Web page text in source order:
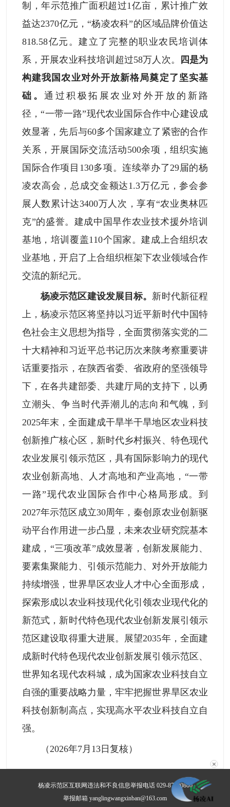
制，年示范推广面积超过1亿亩，累计推广效
益达2370亿元，“杨凌农科”的区域品牌价值达
818.58亿元。建立了完整的职业农民培训体
系，开展农业科技培训超过58万人次。
四是为
构建我国农业对外开放新格局奠定了坚实基
础。 通过积极拓展农业对外开放的新路
径，“一带一路”现代农业国际合作中心建设成
效显著，先后与60多个国家建立了紧密的合作
关系，开展国际交流活动500余项，组织实施
国际合作项目130多项。连续举办了29届的杨
凌农高会，总成交金额达1.3万亿元，参会参
展人数累计达3400万人次，享有“农业奥林匹
克”的盛誉。建成中国旱作农业技术援外培训
基地，培训覆盖110个国家。建成上合组织农
业基地，开启了上合组织框架下农业领域合作
交流的新纪元。
杨凌示范区建设发展目标。 新时代新征程
上，杨凌示范区将坚持以习近平新时代中国特
色社会主义思想为指导，全面贯彻落实党的二
十大精神和习近平总书记历次来陕考察重要讲
话重要指示，在陕西省委、省政府的坚强领导
下，在各共建部委、共建厅局的支持下，以勇
立潮头、争当时代弄潮儿的志向和气魄，到
2025年末，全面建成干旱半干旱地区农业科技
创新推广核心区，新时代乡村振兴、特色现代
农业发展引领示范区，具有国际影响力的现代
农业创新高地、人才高地和产业高地，“一带
一路”现代农业国际合作中心格局形成。到
2027年示范区成立30周年，秦创原农业创新驱
动平台作用进一步凸显，未来农业研究院基本
建成，“三项改革”成效显著，创新发展能力、
要素集聚能力、引领示范能力、对外开放能力
持续增强，世界旱区农业人才中心全面形成，
探索形成以农业科技现代化引领农业现代化的
新范式，新时代特色现代农业创新发展引领示
范区建设取得重大进展。展望2035年，全面建
成新时代特色现代农业创新发展引领示范区、
世界知名现代农科城，成为国家农业科技自立
自强的重要战略力量，牢牢把握世界旱区农业
科技创新制高点，实现高水平农业科技自立自
强。
（2026年7月13日复核）
杨凌示范区互联网违法和不良信息举报电话 029-87030800
举报邮箱 yanglingwangxinban@163.com
✕